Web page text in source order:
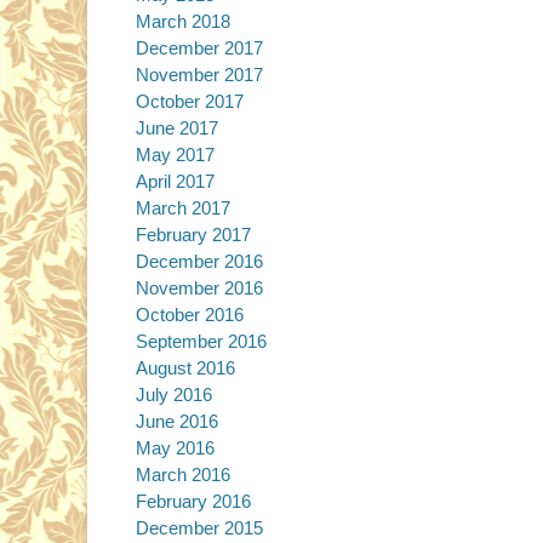
March 2018
December 2017
November 2017
October 2017
June 2017
May 2017
April 2017
March 2017
February 2017
December 2016
November 2016
October 2016
September 2016
August 2016
July 2016
June 2016
May 2016
March 2016
February 2016
December 2015